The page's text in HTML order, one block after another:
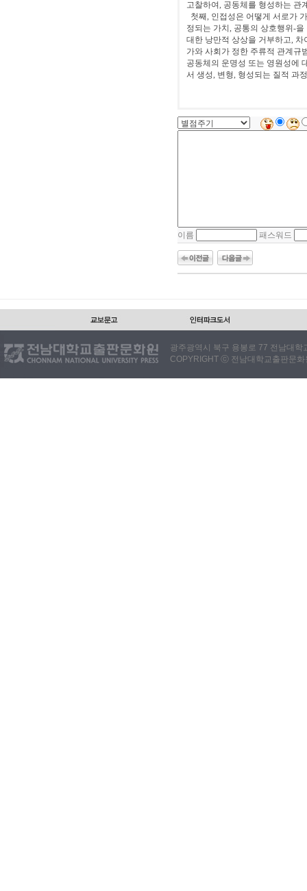
고찰하여, 공동체를 형성하는 관
첫째, 인접성은 어떻게 서로가
정되는 가치, 공통의 상호행위-
대한 낭만적 상상을 거부하고,
가와 사회가 정한 주류적 관계규
공동체의 운명성 또는 영원성에
서 생성, 변형, 형성되는 질적 과
이름 패스워드
광주광역시 북구 용봉로 77 전남대
COPYRIGHT ⓒ 전남대학교출판문